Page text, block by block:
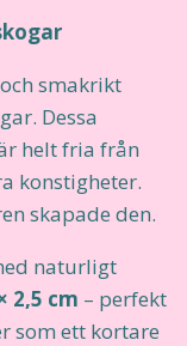
smakrikt
Dessa
helt fria från
konstigheter.
skapade den.
naturligt
2,5 cm – perfekt
som ett kortare